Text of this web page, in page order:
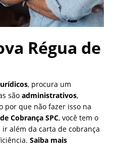
Régua de
, procura um
são administrativos,
por que não fazer isso na
Cobrança SPC, você tem o
ir além da carta de cobrança
Saiba mais